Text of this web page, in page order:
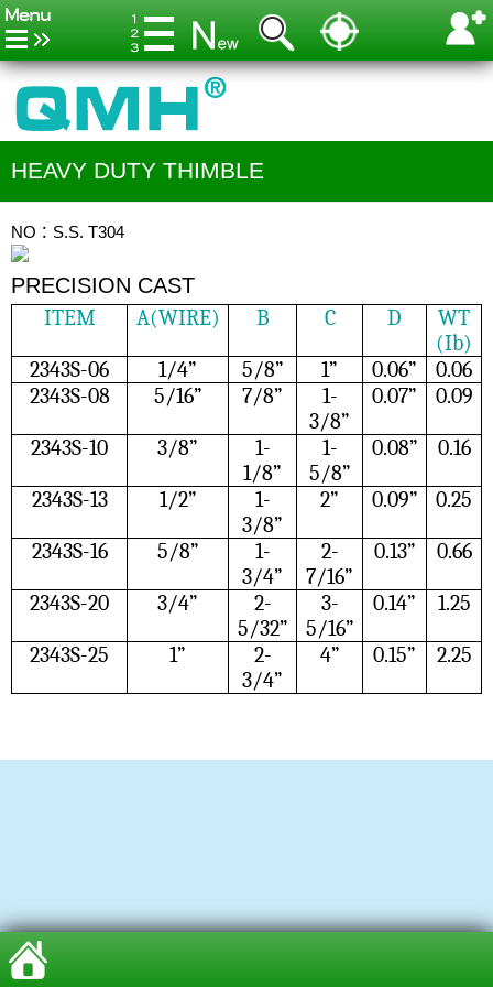
HEAVY DUTY THIMBLE
NO：S.S. T304
PRECISION CAST
ITEM A(WIRE) B C D
WT
(Ib)
2343S-06
1/4” 5/8” 1” 0.06”
0.06
2343S-08
5/16” 7/8”
1-
3/8”
0.07” 0.09
2343S-10 3/8”
1-
1/8”
1-
5/8”
0.08” 0.16
2343S-13 1/2”
1-
3/8”
2” 0.09” 0.25
2343S-16 5/8”
1-
3/4”
2-
7/16”
0.13” 0.66
2343S-20 3/4”
2-
5/32”
3-
5/16”
0.14” 1.25
2343S-25 1”
2-
3/4”
4” 0.15” 2.25